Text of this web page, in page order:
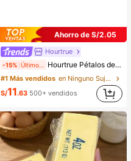
Ahorro de S/2.05
Hourtrue
-15% Hourtrue Pétalos de silicona gruesos e impermeables para damas, para levantar y empujar el pecho pequeño, especial para fotografía de bodas, para damas de honor
#1 Más vendidos
en Ninguno Sujetador adhesivo para mujer
S/11.63 500+ vendidos